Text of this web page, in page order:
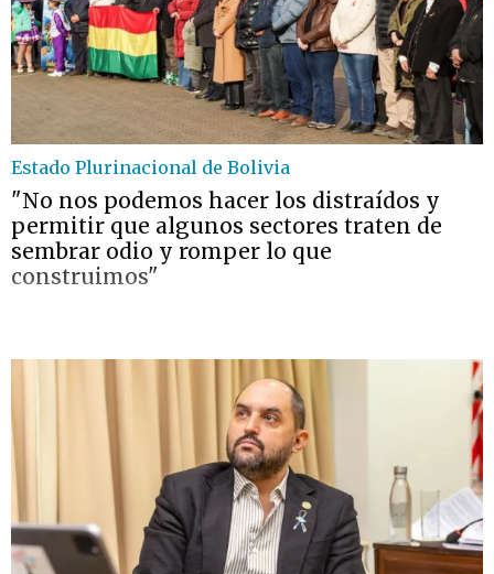
Estado Plurinacional de Bolivia
"No nos podemos hacer los distraídos y
permitir que algunos sectores traten de
sembrar odio y romper lo que
construimos"